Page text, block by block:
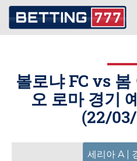
볼로냐 FC vs
오 로마 경기
(22/
세리아 A |